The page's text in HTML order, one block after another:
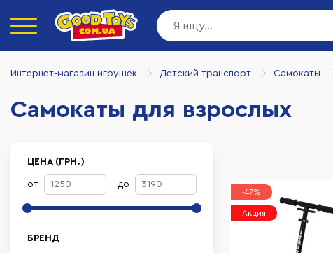
Интернет-магазин игрушек Детский транспорт Самокаты
Самокаты для взрослых
ЦЕНА (ГРН.)
от до
БРЕНД
-47%
Акция